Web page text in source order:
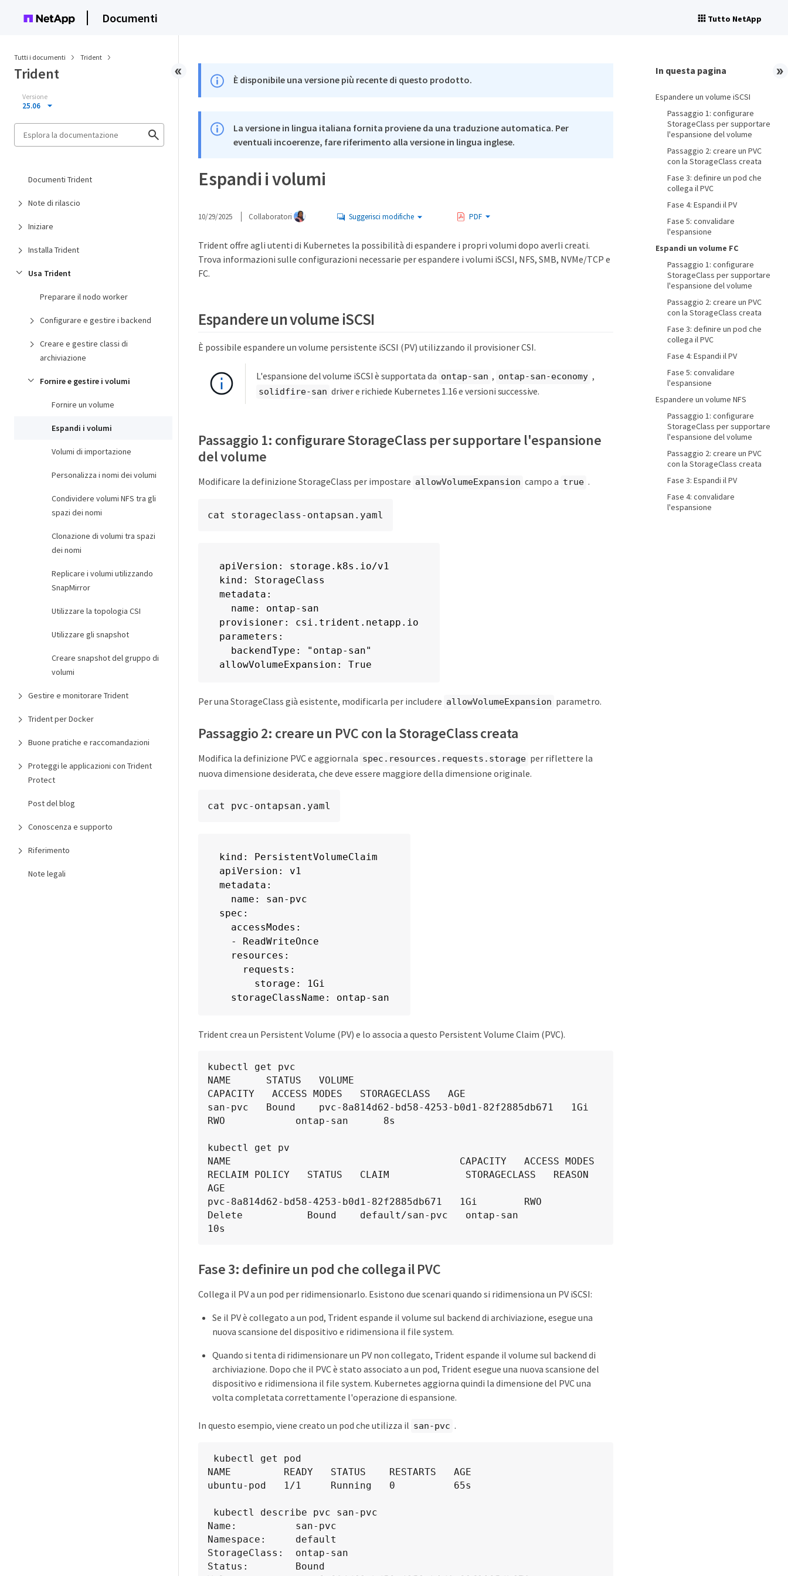
Documenti Tutto NetApp
Tutti i documenti Trident
Trident
Versione
25.06
Documenti Trident
Note di rilascio
Iniziare
Installa Trident
Usa Trident
Preparare il nodo worker
Configurare e gestire i backend
Creare e gestire classi di
archiviazione
Fornire e gestire i volumi
Fornire un volume
Espandi i volumi
Volumi di importazione
Personalizza i nomi dei volumi
Condividere volumi NFS tra gli
spazi dei nomi
Clonazione di volumi tra spazi
dei nomi
Replicare i volumi utilizzando
SnapMirror
Utilizzare la topologia CSI
Utilizzare gli snapshot
Creare snapshot del gruppo di
volumi
Gestire e monitorare Trident
Trident per Docker
Buone pratiche e raccomandazioni
Proteggi le applicazioni con Trident
Protect
Post del blog
Conoscenza e supporto
Riferimento
Note legali
È disponibile una versione più recente di questo prodotto.
La versione in lingua italiana fornita proviene da una traduzione automatica. Per
eventuali incoerenze, fare riferimento alla versione in lingua inglese.
Espandi i volumi
10/29/2025 Collaboratori Suggerisci modifiche PDF
Trident offre agli utenti di Kubernetes la possibilità di espandere i propri volumi dopo averli creati.
Trova informazioni sulle configurazioni necessarie per espandere i volumi iSCSI, NFS, SMB, NVMe/TCP e
FC.
Espandere un volume iSCSI
È possibile espandere un volume persistente iSCSI (PV) utilizzando il provisioner CSI.
L'espansione del volume iSCSI è supportata da ontap-san , ontap-san-economy ,
solidfire-san driver e richiede Kubernetes 1.16 e versioni successive.
Passaggio 1: configurare StorageClass per supportare l'espansione
del volume
Modificare la definizione StorageClass per impostare allowVolumeExpansion campo a true .
cat storageclass-ontapsan.yaml
apiVersion: storage.k8s.io/v1
kind: StorageClass
metadata:
  name: ontap-san
provisioner: csi.trident.netapp.io
parameters:
  backendType: "ontap-san"
allowVolumeExpansion: True
Per una StorageClass già esistente, modificarla per includere allowVolumeExpansion parametro.
Passaggio 2: creare un PVC con la StorageClass creata
Modifica la definizione PVC e aggiornala spec.resources.requests.storage per riflettere la
nuova dimensione desiderata, che deve essere maggiore della dimensione originale.
cat pvc-ontapsan.yaml
kind: PersistentVolumeClaim
apiVersion: v1
metadata:
  name: san-pvc
spec:
  accessModes:
  - ReadWriteOnce
  resources:
    requests:
      storage: 1Gi
  storageClassName: ontap-san
Trident crea un Persistent Volume (PV) e lo associa a questo Persistent Volume Claim (PVC).
kubectl get pvc
NAME      STATUS   VOLUME
CAPACITY   ACCESS MODES   STORAGECLASS   AGE
san-pvc   Bound    pvc-8a814d62-bd58-4253-b0d1-82f2885db671   1Gi
RWO            ontap-san      8s
kubectl get pv
NAME                                       CAPACITY   ACCESS MODES
RECLAIM POLICY   STATUS   CLAIM             STORAGECLASS   REASON
AGE
pvc-8a814d62-bd58-4253-b0d1-82f2885db671   1Gi        RWO
Delete           Bound    default/san-pvc   ontap-san
10s
Fase 3: definire un pod che collega il PVC
Collega il PV a un pod per ridimensionarlo. Esistono due scenari quando si ridimensiona un PV iSCSI:
Se il PV è collegato a un pod, Trident espande il volume sul backend di archiviazione, esegue una
nuova scansione del dispositivo e ridimensiona il file system.
Quando si tenta di ridimensionare un PV non collegato, Trident espande il volume sul backend di
archiviazione. Dopo che il PVC è stato associato a un pod, Trident esegue una nuova scansione del
dispositivo e ridimensiona il file system. Kubernetes aggiorna quindi la dimensione del PVC una
volta completata correttamente l'operazione di espansione.
In questo esempio, viene creato un pod che utilizza il san-pvc .
NAME         READY   STATUS    RESTARTS   AGE
ubuntu-pod   1/1     Running   0          65s
Name:          san-pvc
Namespace:     default
StorageClass:  ontap-san
Status:        Bound
In questa pagina
Espandere un volume iSCSI
Passaggio 1: configurare
StorageClass per supportare
l'espansione del volume
Passaggio 2: creare un PVC
con la StorageClass creata
Fase 3: definire un pod che
collega il PVC
Fase 4: Espandi il PV
Fase 5: convalidare
l'espansione
Espandi un volume FC
Passaggio 1: configurare
StorageClass per supportare
l'espansione del volume
Passaggio 2: creare un PVC
con la StorageClass creata
Fase 3: definire un pod che
collega il PVC
Fase 4: Espandi il PV
Fase 5: convalidare
l'espansione
Espandere un volume NFS
Passaggio 1: configurare
StorageClass per supportare
l'espansione del volume
Passaggio 2: creare un PVC
con la StorageClass creata
Fase 3: Espandi il PV
Fase 4: convalidare
l'espansione